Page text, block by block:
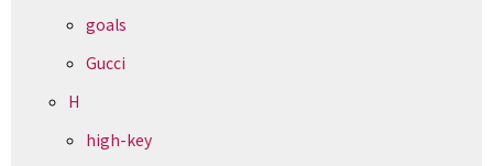
goals
Gucci
H
high-key